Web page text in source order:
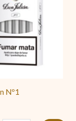
Nº1
Nº1
cantidad